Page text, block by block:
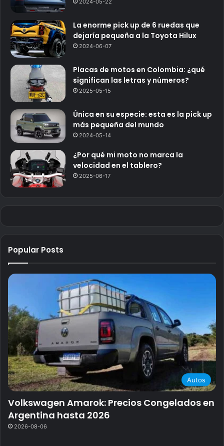
La enorme pick up de 6 ruedas que
dejaría pequeña a la Toyota Hilux
2024-06-07
Placas de motos en Colombia: ¿qué
significan las letras y números?
2025-05-15
Única en su especie: esta es la pick up
más pequeña del mundo
2024-05-14
¿Por qué mi moto no marca la
velocidad en el tablero?
2025-06-17
Popular Posts
Autos
Volkswagen Amarok: Precios Congelados en
Argentina hasta 2026
2026-08-06